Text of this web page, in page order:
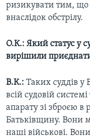
ризикувати тим, що
внаслідок обстрілу.
О.К.: Який статус у
вирішили
В.К.: Таких суддів у
всій судовій
апарату зі зброєю
Батьківщину. Вони
наші військові.